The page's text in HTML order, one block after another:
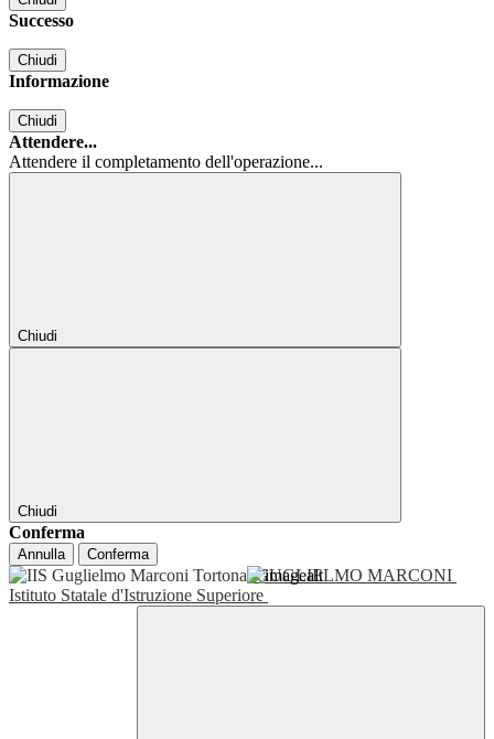
Successo
Chiudi
Informazione
Chiudi
Attendere...
Attendere il completamento dell'operazione...
Chiudi
Chiudi
Conferma
Annulla Conferma
GUGLIELMO MARCONI
Istituto Statale d'Istruzione Superiore